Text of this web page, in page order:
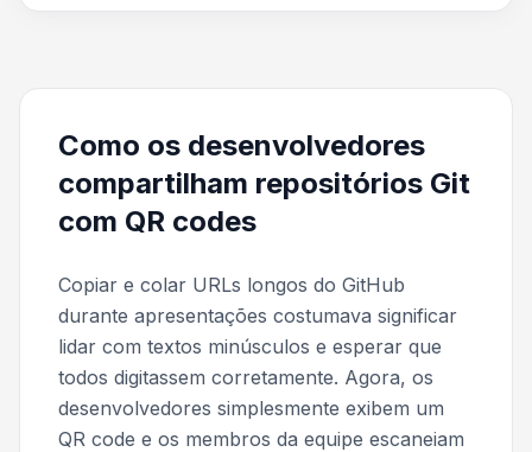
Como os desenvolvedores
compartilham repositórios Git
com QR codes
Copiar e colar URLs longos do GitHub
durante apresentações costumava significar
lidar com textos minúsculos e esperar que
todos digitassem corretamente. Agora, os
desenvolvedores simplesmente exibem um
QR code e os membros da equipe escaneiam